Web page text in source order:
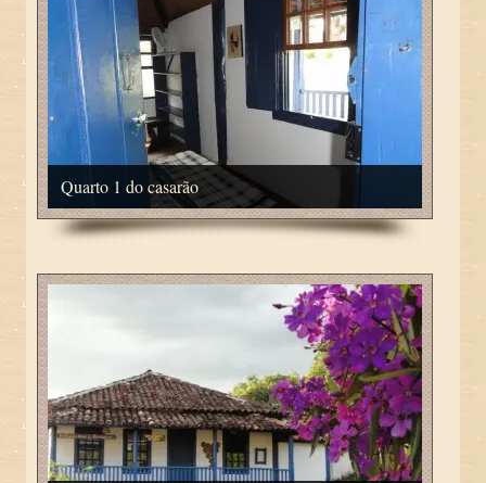
Quarto 1 do casarão